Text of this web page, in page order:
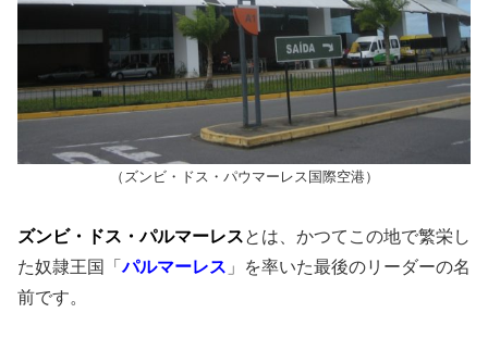
（ズンビ・ドス・パウマーレス国際空港）
ズンビ・ドス・パルマーレスとは、かつてこの地で繁栄し
た奴隷王国「パルマーレス 」を率いた最後のリーダーの名
前です。